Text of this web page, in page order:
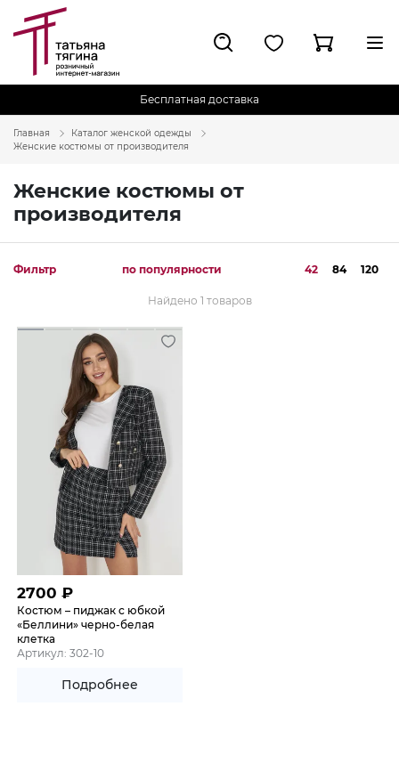
Бесплатная доставка
Главная
Каталог женской одежды
Женские костюмы от производителя
Женские костюмы от
производителя
Фильтр по популярности 42 84 120
Найдено 1 товаров
2700 ₽
Костюм – пиджак с юбкой
«Беллини» черно-белая
клетка
Артикул: 302-10
Подробнее